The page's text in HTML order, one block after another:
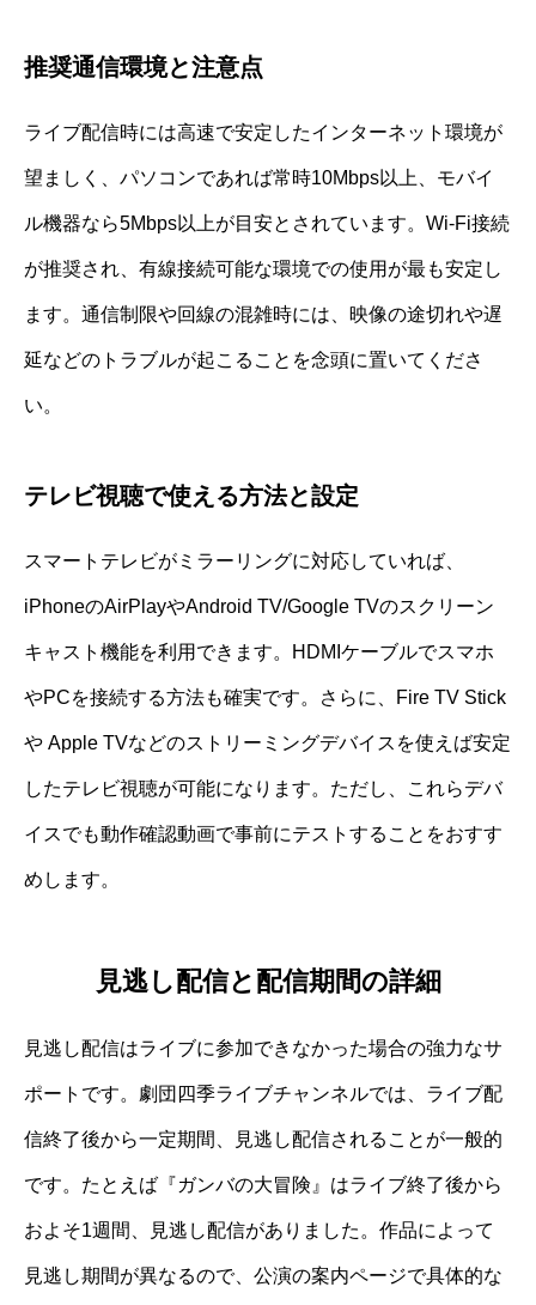
推奨通信環境と注意点
ライブ配信時には高速で安定したインターネット環境が
望ましく、パソコンであれば常時10Mbps以上、モバイ
ル機器なら5Mbps以上が目安とされています。Wi-Fi接続
が推奨され、有線接続可能な環境での使用が最も安定し
ます。通信制限や回線の混雑時には、映像の途切れや遅
延などのトラブルが起こることを念頭に置いてくださ
い。
テレビ視聴で使える方法と設定
スマートテレビがミラーリングに対応していれば、
iPhoneのAirPlayやAndroid TV/Google TVのスクリーン
キャスト機能を利用できます。HDMIケーブルでスマホ
やPCを接続する方法も確実です。さらに、Fire TV Stick
や Apple TVなどのストリーミングデバイスを使えば安定
したテレビ視聴が可能になります。ただし、これらデバ
イスでも動作確認動画で事前にテストすることをおすす
めします。
見逃し配信と配信期間の詳細
見逃し配信はライブに参加できなかった場合の強力なサ
ポートです。劇団四季ライブチャンネルでは、ライブ配
信終了後から一定期間、見逃し配信されることが一般的
です。たとえば『ガンバの大冒険』はライブ終了後から
およそ1週間、見逃し配信がありました。作品によって
見逃し期間が異なるので、公演の案内ページで具体的な